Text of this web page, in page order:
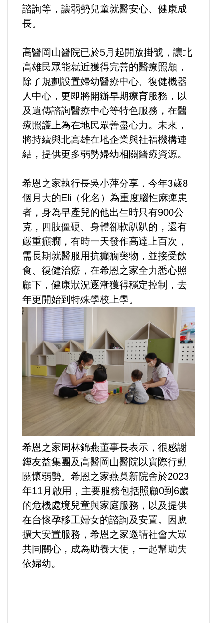
諮詢等，讓弱勢兒童就醫安心、健康成
長。
高醫岡山醫院已於5月起開放掛號，讓北
高雄民眾能就近獲得完善的醫療照顧，
除了規劃設置婦幼醫療中心、復健機器
人中心，更即將開辦早期療育服務，以
及遺傳諮詢醫療中心等特色服務，在醫
療照護上為在地民眾善盡心力。未來，
將持續與北高雄在地企業與社福機構連
結，提供更多弱勢婦幼相關醫療資源。
希恩之家執行長吳小萍分享，今年3歲8
個月大的Eli（化名）為重度腦性麻痺患
者，身為早產兒的他出生時只有900公
克，四肢僵硬、身體卻軟趴趴的，還有
嚴重癲癇，有時一天發作高達上百次，
需長期就醫服用抗癲癇藥物，並接受飲
食、復健治療，在希恩之家全力悉心照
顧下，健康狀況逐漸獲得穩定控制，去
年更開始到特殊學校上學。
希恩之家周林錦燕董事長表示，很感謝
鏵友益集團及高醫岡山醫院以實際行動
關懷弱勢。希恩之家燕巢新院舍於2023
年11月啟用，主要服務包括照顧0到6歲
的危機處境兒童與家庭服務，以及提供
在台懷孕移工婦女的諮詢及安置。因應
擴大安置服務，希恩之家邀請社會大眾
共同關心，成為助養天使，一起幫助失
依婦幼。